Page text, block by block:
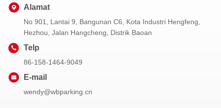
Alamat
No 901, Lantai 9, Bangunan C6, Kota Industri Hengfeng,
Hezhou, Jalan Hangcheng, Distrik Baoan
Telp
86-158-1464-9049
E-mail
wendy@wbparking.cn